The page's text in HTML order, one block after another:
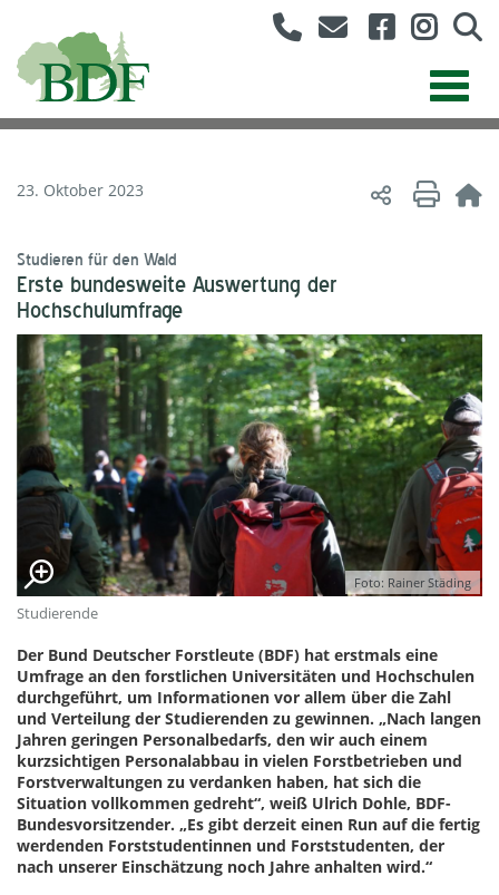
23. Oktober 2023
Studieren für den Wald
Erste bundesweite Auswertung der
Hochschulumfrage
Foto: Rainer Städing
Studierende
Der Bund Deutscher Forstleute (BDF) hat erstmals eine
Umfrage an den forstlichen Universitäten und Hochschulen
durchgeführt, um Informationen vor allem über die Zahl
und Verteilung der Studierenden zu gewinnen. „Nach langen
Jahren geringen Personalbedarfs, den wir auch einem
kurzsichtigen Personalabbau in vielen Forstbetrieben und
Forstverwaltungen zu verdanken haben, hat sich die
Situation vollkommen gedreht“, weiß Ulrich Dohle, BDF-
Bundesvorsitzender. „Es gibt derzeit einen Run auf die fertig
werdenden Forststudentinnen und Forststudenten, der
nach unserer Einschätzung noch Jahre anhalten wird.“